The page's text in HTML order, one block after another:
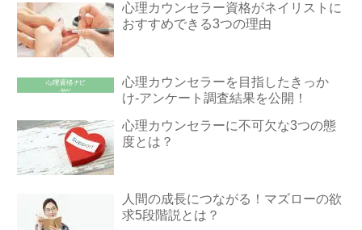
心理カウンセラー資格がネイリストに
おすすめできる3つの理由
心理カウンセラーを目指したきっか
け-アンケート調査結果を公開！
心理カウンセラーに不可欠な3つの態
度とは？
人間の成長につながる！マズローの欲
求5段階説とは？